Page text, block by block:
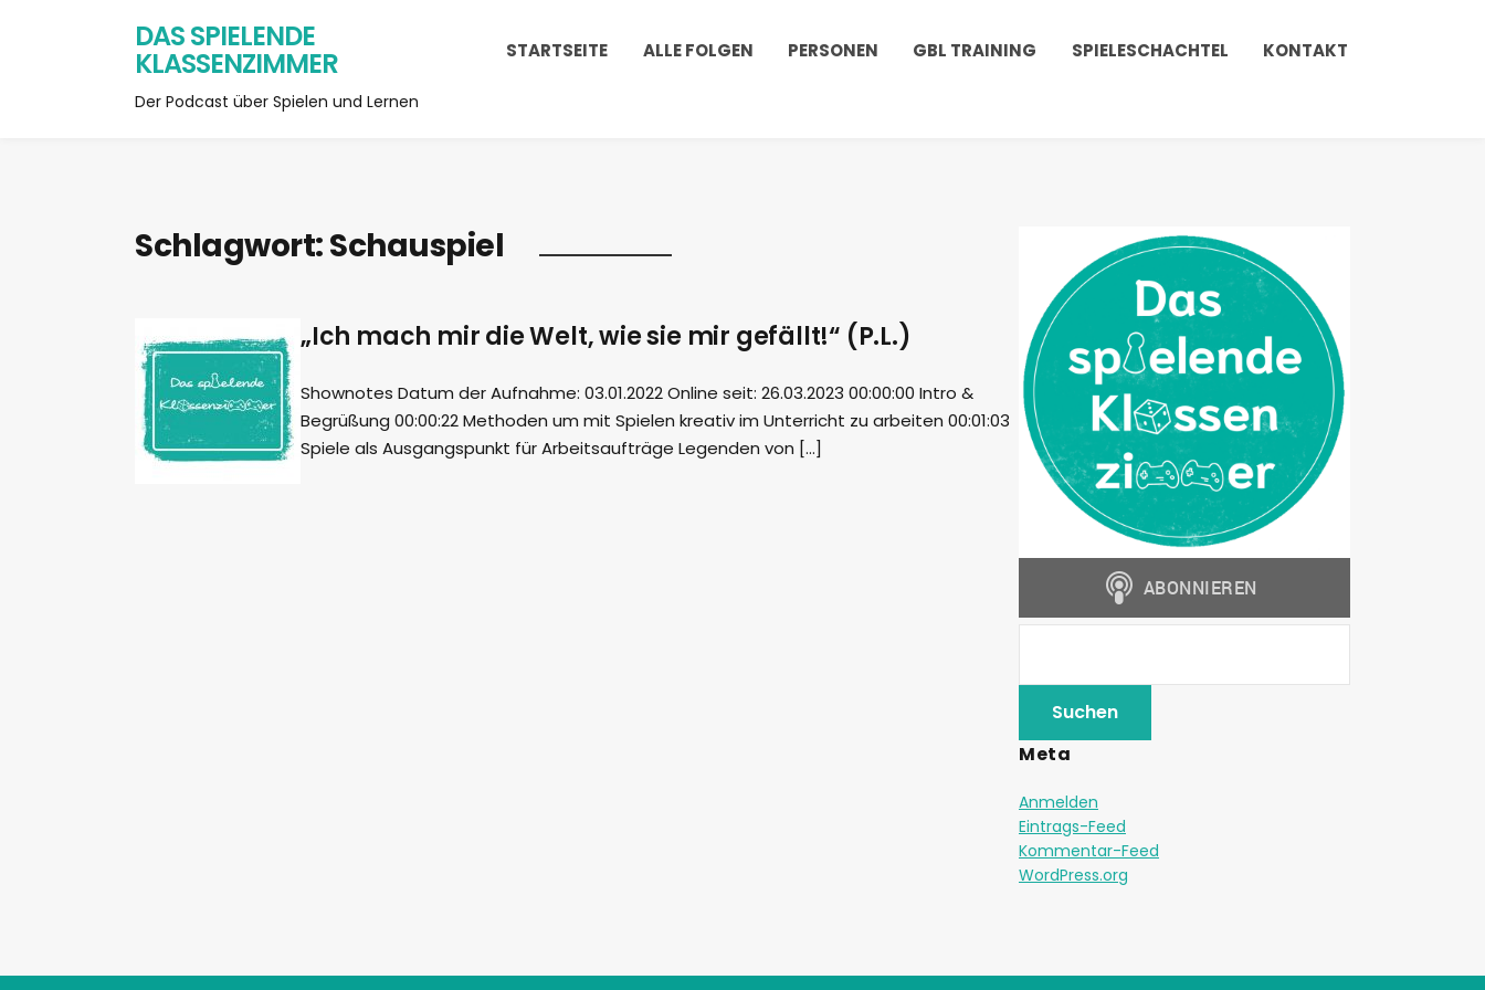
DAS SPIELENDE
KLASSENZIMMER
Der Podcast über Spielen und Lernen
STARTSEITE ALLE FOLGEN PERSONEN GBL TRAINING SPIELESCHACHTEL KONTAKT
Schlagwort:Schauspiel
„Ich mach mir die Welt, wie sie mir gefällt!“ (P.L.)
Shownotes Datum der Aufnahme: 03.01.2022 Online seit: 26.03.2023 00:00:00 Intro &
Begrüßung 00:00:22 Methoden um mit Spielen kreativ im Unterricht zu arbeiten 00:01:03
Spiele als Ausgangspunkt für Arbeitsaufträge Legenden von […]
Meta
Anmelden
Eintrags-Feed
Kommentar-Feed
WordPress.org